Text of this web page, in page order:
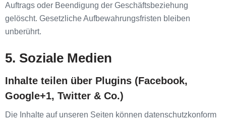
Auftrags oder Beendigung der Geschäftsbeziehung
gelöscht. Gesetzliche Aufbewahrungsfristen bleiben
unberührt.
5. Soziale Medien
Inhalte teilen über Plugins (Facebook,
Google+1, Twitter & Co.)
Die Inhalte auf unseren Seiten können datenschutzkonform